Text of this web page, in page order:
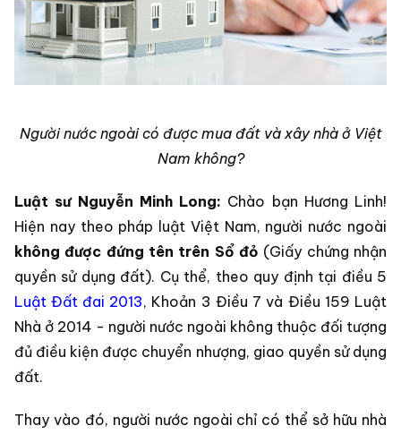
Người nước ngoài có được mua đất và xây nhà ở Việt
Nam không?
Luật sư Nguyễn Minh Long: Chào bạn Hương Linh!
Hiện nay theo pháp luật Việt Nam, người nước ngoài
không được đứng tên trên Sổ đỏ (Giấy chứng nhận
quyền sử dụng đất). Cụ thể, theo quy định tại điều 5
Luật Đất đai 2013, Khoản 3 Điều 7 và Điều 159 Luật
Nhà ở 2014 - người nước ngoài không thuộc đối tượng
đủ điều kiện được chuyển nhượng, giao quyền sử dụng
đất.
Thay vào đó, người nước ngoài chỉ có thể sở hữu nhà